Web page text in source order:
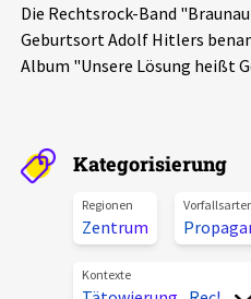
Podcasts
Kontakt
Unterstützer_innen
Die Rechtsrock-Band
Geburtsort Adolf Hitlers
Album "Unsere Lösung heißt
Kategorisierung
Regionen
Zentrum
Kontexte